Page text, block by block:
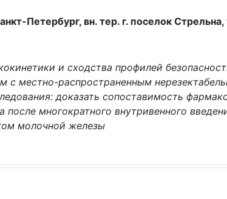
Петербург, вн. тер. г. поселок
и сходства профилей
с местно-распространенным
доказать сопоставимость
многократного внутривенного
молочной железы